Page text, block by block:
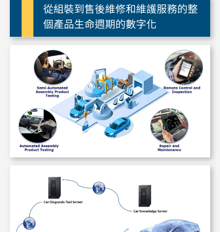
從組裝到售後維修和維護服務的整
個產品生命週期的數字化